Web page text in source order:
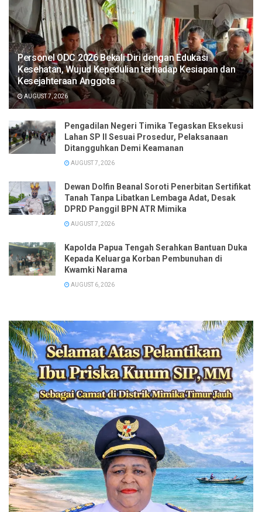
Personel ODC 2026 Bekali Diri dengan Edukasi
Kesehatan, Wujud Kepedulian terhadap Kesiapan dan
Kesejahteraan Anggota
AUGUST 7, 2026
Pengadilan Negeri Timika Tegaskan Eksekusi
Lahan SP II Sesuai Prosedur, Pelaksanaan
Ditangguhkan Demi Keamanan
AUGUST 7, 2026
Dewan Dolfin Beanal Soroti Penerbitan Sertifikat
Tanah Tanpa Libatkan Lembaga Adat, Desak
DPRD Panggil BPN ATR Mimika
AUGUST 7, 2026
Kapolda Papua Tengah Serahkan Bantuan Duka
Kepada Keluarga Korban Pembunuhan di
Kwamki Narama
AUGUST 6, 2026